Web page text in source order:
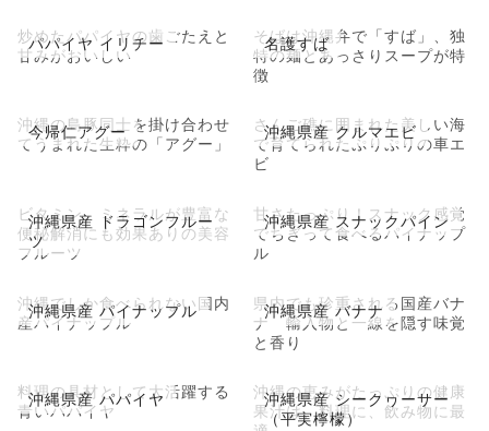
パパイヤ イリチー
炒めたパパイヤの歯ごたえと
甘みがおいしい
名護すば
そばは沖縄弁で「すば」、独
特の麺とあっさりスープが特
徴
今帰仁アグー
沖縄の島豚同士を掛け合わせ
てうまれた生粋の「アグー」
沖縄県産 クルマエビ
さんご礁に囲まれた美しい海
で育てられたぷりぷりの車エ
ビ
沖縄県産 ドラゴンフルー
ツ
ビタミン、ミネラルが豊富な
便秘解消にも効果ありの美容
フルーツ
沖縄県産 スナックパイン
甘さたっぷり！スナック感覚
でちぎって食べるパイナップ
ル
沖縄県産 パイナップル
沖縄でしか食べられない国内
産パイナップル
沖縄県産 バナナ
県内でも珍重される国産バナ
ナ 輸入物と一線を隠す味覚
と香り
沖縄県産 パパイヤ
料理の具材として大活躍する
青いパパイヤ
沖縄県産 シークヮーサー
（平実檸檬）
沖縄の恵みがたっぷりの健康
果汁は、料理に、飲み物に最